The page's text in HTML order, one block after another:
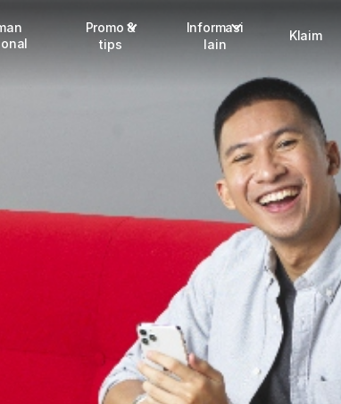
Promo &
tips
Informasi
lain
Dangerous Goods
Karantina
FAQ
Tentang kami
Karir
Klaim